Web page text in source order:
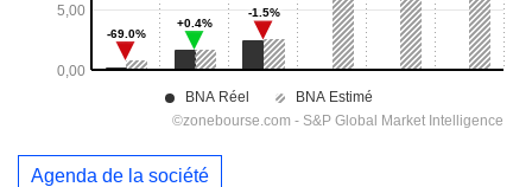
Agenda de la société